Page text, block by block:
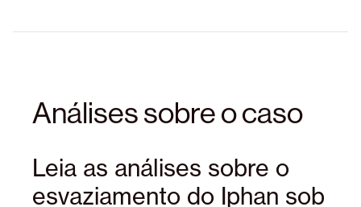
Análises sobre o caso
Leia as análises sobre o
esvaziamento do Iphan sob